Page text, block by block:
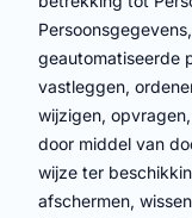
geautomatiseerde
vastleggen,
wijzigen,
door middel van
wijze ter
afschermen,